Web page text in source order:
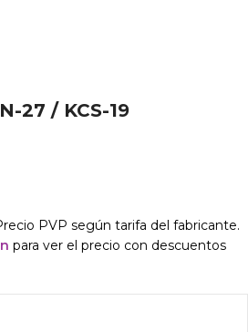
27 / KCS-19
PVP según tarifa del fabricante.
para ver el precio con descuentos